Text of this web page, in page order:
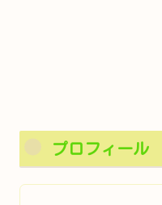
プロフィール